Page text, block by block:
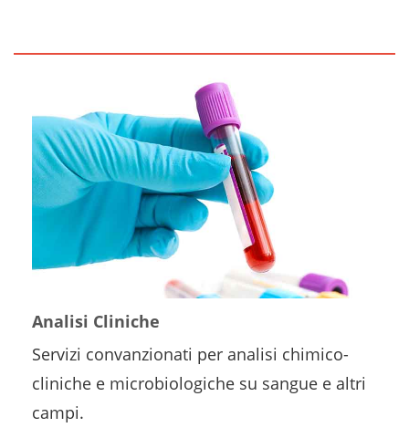
Analisi Cliniche
Servizi convanzionati per analisi chimico-
cliniche e microbiologiche su sangue e altri
campi.